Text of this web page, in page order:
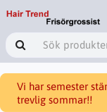
Vi har semester
trevlig sommar!!